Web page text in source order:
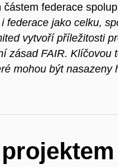
federace
federace jako celku,
vytvoří příležitosti
zásad FAIR. Klíčovou
mohou být nasazeny